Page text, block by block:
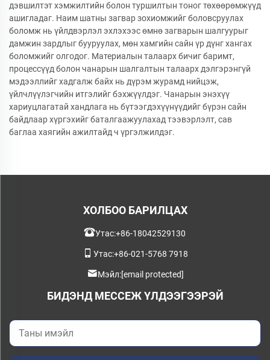
дэвшилтэт хэмжилтийн болон туршилтын тоног төхөөрөмжүүд
ашигладаг. Наим шатны загвар зохиомжийг боловсруулах
боломж нь үйлдвэрлэл эхлэхээс өмнө загварын шалгуурыг
дамжин зардлыг бууруулах, мөн хамгийн сайн үр дүнг хангах
боломжийг олгодог. Материалын талаарх бичиг баримт,
процессүүд болон чанарын шалгалтын талаарх дэлгэрэнгүй
мэдээллийг хадгалж байх нь дүрэм журамд нийцэж,
үйлчлүүлэгчийн итгэлийг бэхжүүлдэг. Чанарын энэхүү
хариуцлагатай хандлага нь бүтээгдэхүүнүүдийг бүрэн сайн
байдлаар хүргэхийг баталгаажуулахад тээвэрлэлт, сав
баглаа хаягийн ажилтайд ч үргэлжилдэг.
ХОЛБОО БАРИЛЦАХ
Утас:+86-18042529130
Утас:+86-021-5768 7918
Мэйл:[email protected]
БИДЭНД МЕССЕЖ ҮЛДЭЭГЭЭРЭЙ